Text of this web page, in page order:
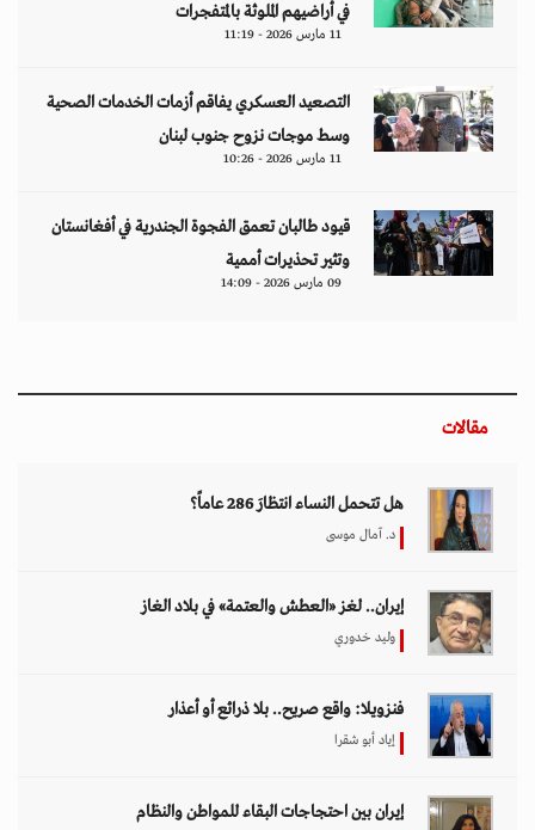
في أراضيهم الملوثة بالمتفجرات
11 مارس 2026 - 11:19
التصعيد العسكري يفاقم أزمات الخدمات الصحية
وسط موجات نزوح جنوب لبنان
11 مارس 2026 - 10:26
قيود طالبان تعمق الفجوة الجندرية في أفغانستان
وتثير تحذيرات أممية
09 مارس 2026 - 14:09
مقالات
هل تتحمل النساء انتظارَ 286 عاماً؟
د. آمال موسى
إيران.. لغز «العطش والعتمة» في بلاد الغاز
وليد خدوري
فنزويلا: واقع صريح.. بلا ذرائع أو أعذار
إياد أبو شقرا
إيران بين احتجاجات البقاء للمواطن والنظام